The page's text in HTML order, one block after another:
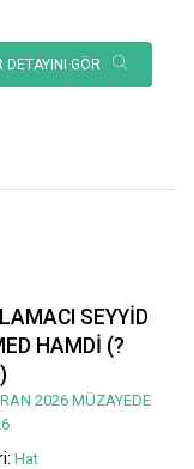
DETAYINI GÖR
SEYYİD
HAMDİ (?
2026 MÜZAYEDE
Hat